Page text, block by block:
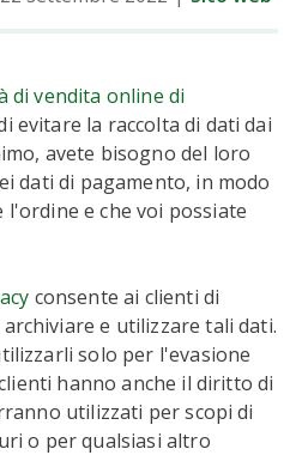
di vendita online di
evitare la raccolta di dati dai
avete bisogno del loro
dati di pagamento, in modo
e che voi possiate
consente ai clienti di
e utilizzare tali dati.
solo per l'evasione
hanno anche il diritto di
utilizzati per scopi di
o per qualsiasi altro